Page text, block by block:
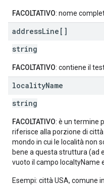
FACOLTATIVO: nome
addressLine[]
string
FACOLTATIVO: contiene il
localityName
string
FACOLTATIVO: è un termine
riferisce alla porzione di
mondo in cui le località non
bene a questa struttura (ad
vuoto il campo localtyName
Esempi: città USA, comune